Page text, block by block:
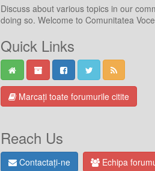
Discuss about various topics in our
doing so. Welcome to Comunitatea
Quick Links
Marcați toate forumurile citite
Reach Us
Contactați-ne Echipa